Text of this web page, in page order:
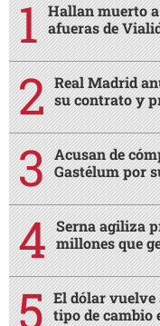
Hallan muerto
afueras de
Real Madrid
su contrato y
Acusan de
Gastélum por
Serna agiliza
millones que
El dólar vuelve
tipo de cambio